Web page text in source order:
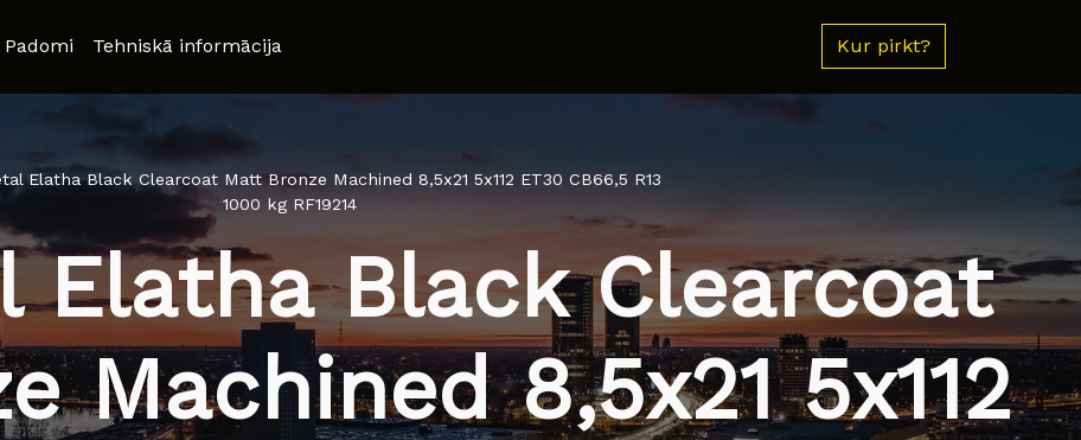
Padomi Tehniskā informācija Kur pirkt?
Elatha Black Clearcoat Matt Bronze Machined 8,5x21 5x112 ET30 CB66,5 R13
1000 kg RF19214
Elatha Black Clearcoat
Machined 8,5x21 5x112